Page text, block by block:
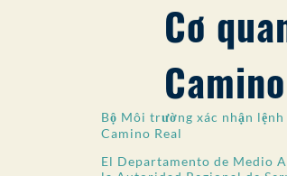
Cơ
Bộ Môi trường xác nhận
Camino Real
El Departamento de Medio